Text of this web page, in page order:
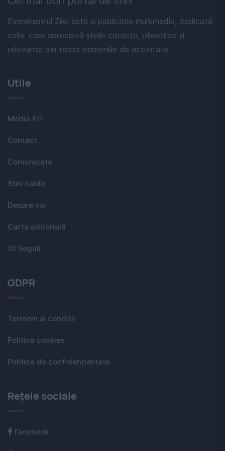
Evenimentul Zilei este o publicație multimedia, dedicată
celor care apreciază știrile corecte, obiective și
relevante din toate domeniile de activitate
Utile
Media KIT
Contact
Comunicate
Stiri calde
Despre noi
Carta editorială
10 Reguli
GDPR
Termeni si conditii
Politica cookies
Politica de confidențialitate
Rețele sociale
facebook